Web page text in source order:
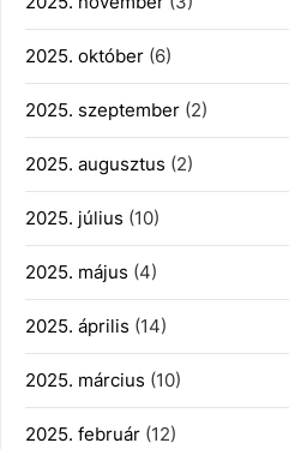
2025. október (6)
2025. szeptember (2)
2025. augusztus (2)
2025. július (10)
2025. május (4)
2025. április (14)
2025. március (10)
2025. február (12)